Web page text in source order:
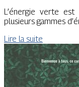
L’énergie verte
plusieurs gammes
Lire la suite